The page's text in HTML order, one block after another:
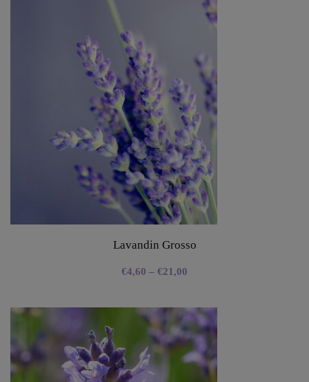
Lavandin Grosso
€4,60 – €21,00